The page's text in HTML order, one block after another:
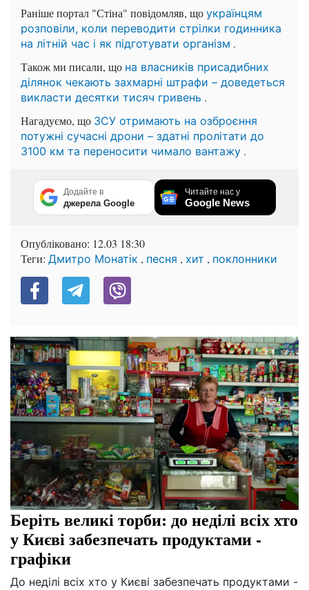
Раніше портал "Стіна" повідомляв, що українцям
розповіли, коли переводити стрілки годинника
на літній час і як підготувати організм .
Також ми писали, що на власників присадибних
ділянок чекають захмарні штрафи – доведеться
викласти десятки тисяч гривень .
Нагадуємо, що ЗСУ отримають на озброєння
потужні сучасні дрони – здатні пролітати до
3100 км та переносити чимало вантажу .
Додайте в
джерела Google
Читайте нас у
Google News
Опубліковано: 12.03 18:30
Теги: Дмитро Монатік , песня , хит , поклонники
Беріть великі торби: до неділі всіх хто
у Києві забезпечать продуктами -
графіки
До неділі всіх хто у Києві забезпечать продуктами -